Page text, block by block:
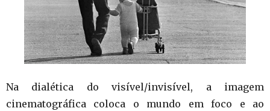
Na dialética do visível/invisível, a imagem
cinematográfica coloca o mundo em foco e ao